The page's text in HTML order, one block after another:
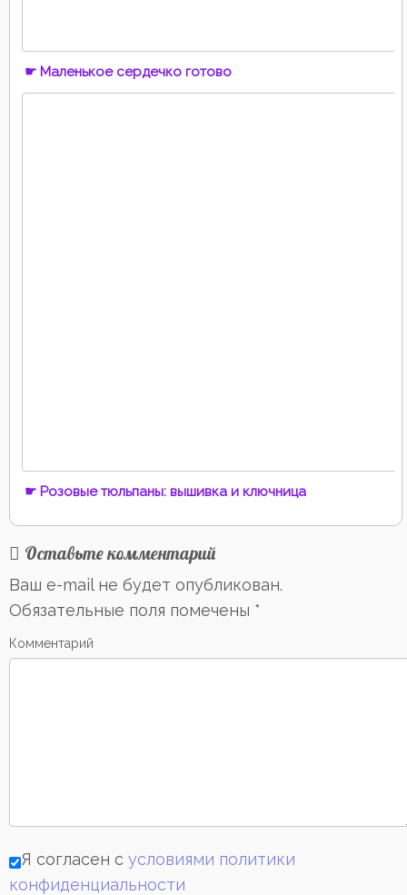
☛ Маленькое сердечко готово
☛ Розовые тюльпаны: вышивка и ключница
Оставьте комментарий
Ваш e-mail не будет опубликован.
Обязательные поля помечены *
Комментарий
Я согласен с условиями политики
конфиденциальности